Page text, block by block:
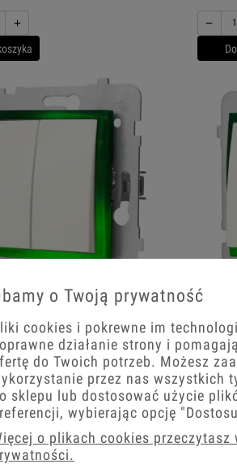
+ −
Led Podwójny Ospel Aria Bez
+
Moduł
40,33
−
o Twoją prywatność
cookies i pokrewne im
działanie strony i
do Twoich potrzeb. Możesz
przez nas wszystkich
sklepu lub dostosować użycie
wybierając opcję
o plikach cookies przeczytasz